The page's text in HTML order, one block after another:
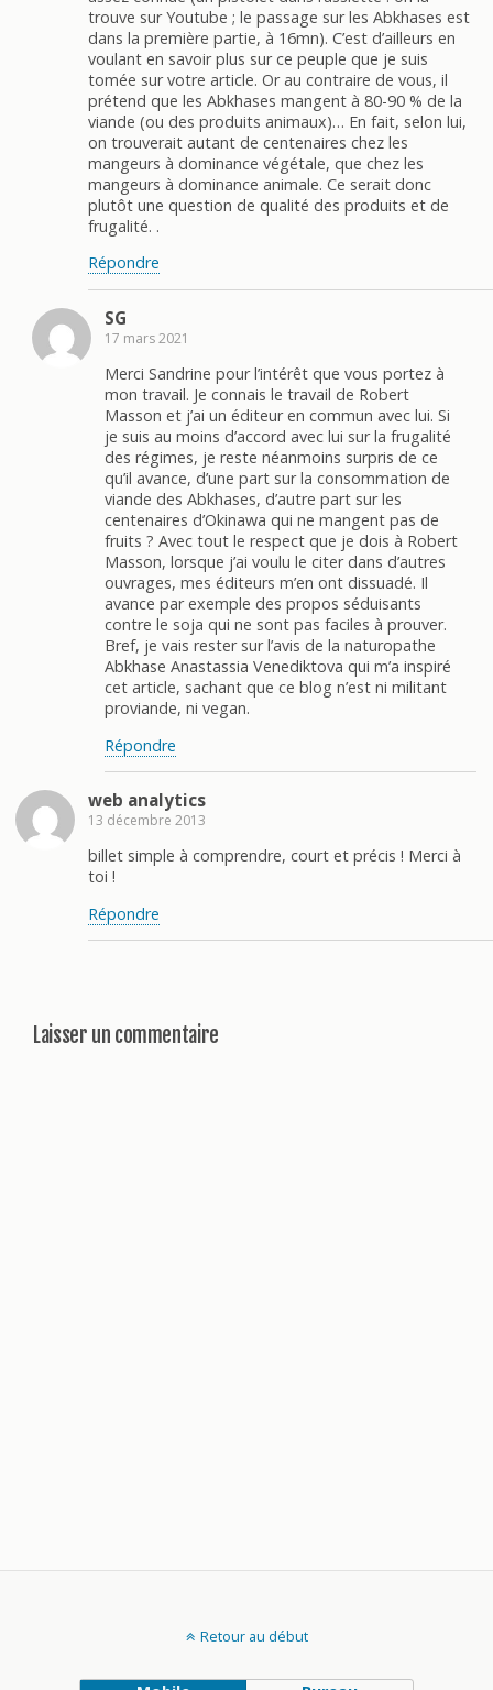
trouve sur Youtube ; le passage sur les Abkhases est
dans la première partie, à 16mn). C’est d’ailleurs en
voulant en savoir plus sur ce peuple que je suis
tomée sur votre article. Or au contraire de vous, il
prétend que les Abkhases mangent à 80-90 % de la
viande (ou des produits animaux)… En fait, selon lui,
on trouverait autant de centenaires chez les
mangeurs à dominance végétale, que chez les
mangeurs à dominance animale. Ce serait donc
plutôt une question de qualité des produits et de
frugalité. .
Répondre
SG
17 mars 2021
Merci Sandrine pour l’intérêt que vous portez à
mon travail. Je connais le travail de Robert
Masson et j’ai un éditeur en commun avec lui. Si
je suis au moins d’accord avec lui sur la frugalité
des régimes, je reste néanmoins surpris de ce
qu’il avance, d’une part sur la consommation de
viande des Abkhases, d’autre part sur les
centenaires d’Okinawa qui ne mangent pas de
fruits ? Avec tout le respect que je dois à Robert
Masson, lorsque j’ai voulu le citer dans d’autres
ouvrages, mes éditeurs m’en ont dissuadé. Il
avance par exemple des propos séduisants
contre le soja qui ne sont pas faciles à prouver.
Bref, je vais rester sur l’avis de la naturopathe
Abkhase Anastassia Venediktova qui m’a inspiré
cet article, sachant que ce blog n’est ni militant
proviande, ni vegan.
Répondre
web analytics
13 décembre 2013
billet simple à comprendre, court et précis ! Merci à
toi !
Répondre
Laisser un commentaire
Retour au début